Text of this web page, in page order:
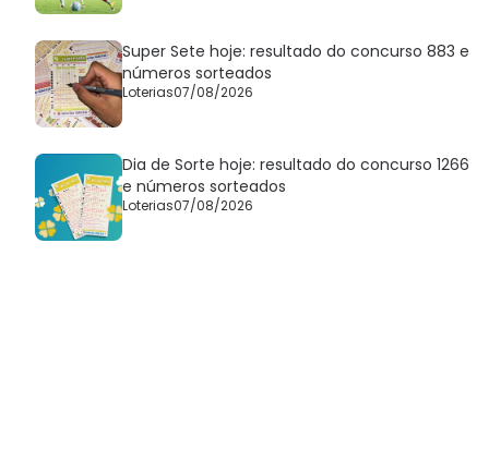
Super Sete hoje: resultado do concurso 883 e
números sorteados
Loterias07/08/2026
Dia de Sorte hoje: resultado do concurso 1266
e números sorteados
Loterias07/08/2026